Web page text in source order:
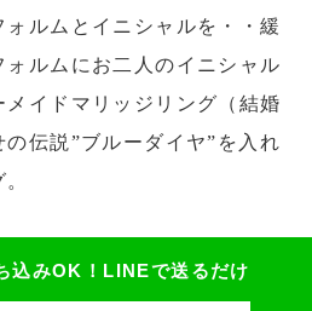
ルムとイニシャルを・・緩
ルムにお二人のイニシャル
イドマリッジリング（結婚
伝説”ブルーダイヤ”を入れ
込みOK！ LINEで送るだけ